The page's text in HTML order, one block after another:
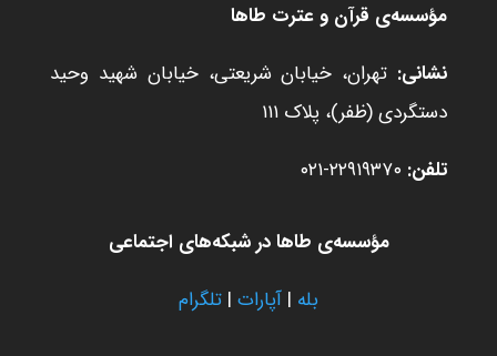
مؤسسه‌ی قرآن و عترت طاها
نشانی: تهران، خیابان شریعتی، خیابان شهید وحید
دستگردی (ظفر)، پلاک ۱۱۱
تلفن:
مؤسسه‌ی طاها در شبکه‌های اجتماعی
بله | آپارات | تلگرام